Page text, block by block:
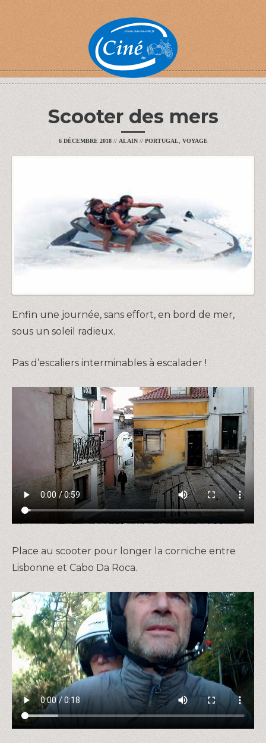
Scooter des mers
6 DÉCEMBRE 2018 // ALAIN// PORTUGAL, VOYAGE
Enfin une journée, sans effort, en bord de mer,
sous un soleil radieux.
Pas d’escaliers interminables à escalader !
Place au scooter pour longer la corniche entre
Lisbonne et Cabo Da Roca.